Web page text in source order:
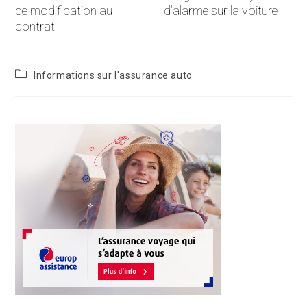
de modification au
contrat
d’alarme sur la voiture
Informations sur l'assurance auto